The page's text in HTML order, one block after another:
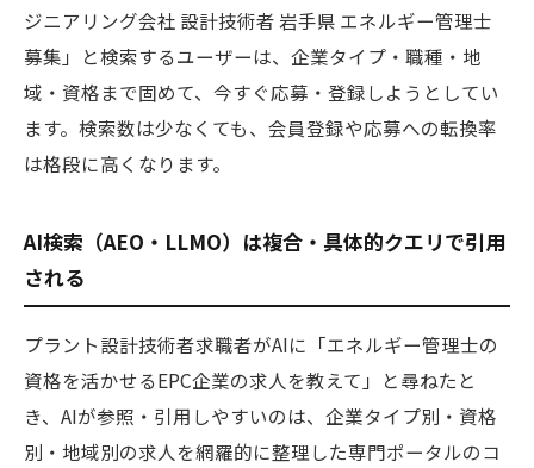
ジニアリング会社 設計技術者 岩手県 エネルギー管理士
募集」と検索するユーザーは、企業タイプ・職種・地
域・資格まで固めて、今すぐ応募・登録しようとしてい
ます。検索数は少なくても、会員登録や応募への転換率
は格段に高くなります。
AI検索（AEO・LLMO）は複合・具体的クエリで引用
される
プラント設計技術者求職者がAIに「エネルギー管理士の
資格を活かせるEPC企業の求人を教えて」と尋ねたと
き、AIが参照・引用しやすいのは、企業タイプ別・資格
別・地域別の求人を網羅的に整理した専門ポータルのコ